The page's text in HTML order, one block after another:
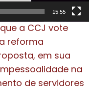
15:55
a CCJ vote
reforma
em sua
na
de servidores